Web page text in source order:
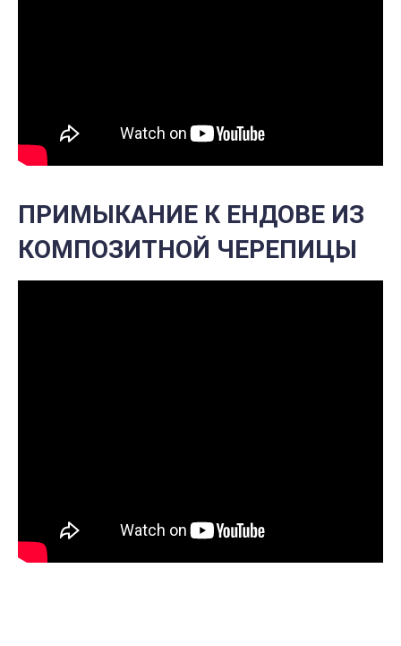
ПРИМЫКАНИЕ К ЕНДОВЕ ИЗ
КОМПОЗИТНОЙ ЧЕРЕПИЦЫ